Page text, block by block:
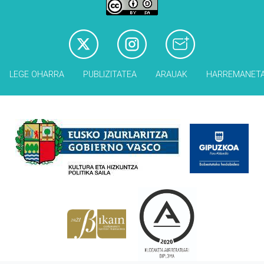
LEGE OHARRA PUBLIZITATEA ARAUAK